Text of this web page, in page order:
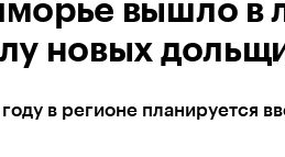
вышло в
новых
в регионе планируется